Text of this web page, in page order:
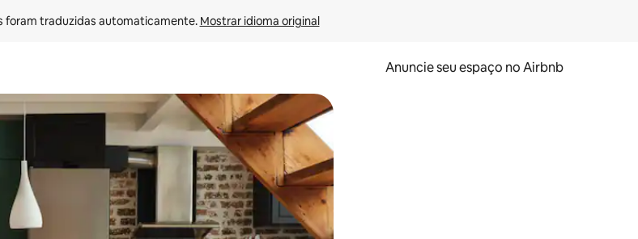
foram traduzidas automaticamente. Mostrar idioma original
Anuncie seu espaço no Airbnb